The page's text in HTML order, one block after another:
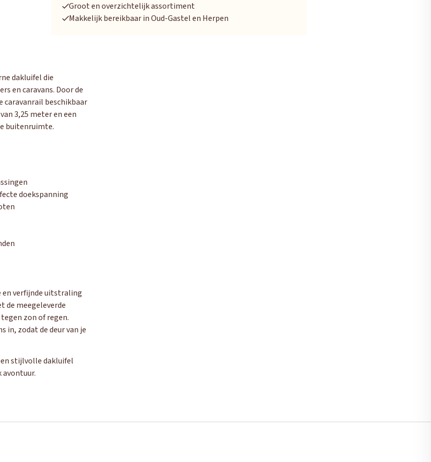
Groot en overzichtelijk assortiment
Makkelijk bereikbaar in Oud-Gastel en Herpen
dakluifel die
en caravans. Door de
caravanrail beschikbaar
3,25 meter en een
buitenruimte.
doekspanning
en verfijnde uitstraling
de meegeleverde
zon of regen.
in, zodat de deur van je
stijlvolle dakluifel
GASTEL
EribaHymerKnaus
Bürstner